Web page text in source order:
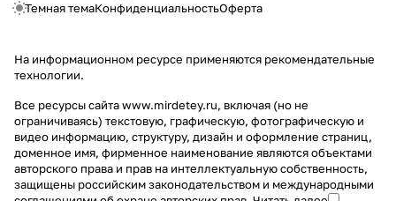
Темная темаКонфиденциальностьОферта
На информационном ресурсе применяются рекомендательные
технологии.
Все ресурсы сайта www.mirdetey.ru, включая (но не
ограничиваясь) текстовую, графическую, фотографическую и
видео информацию, структуру, дизайн и оформление страниц,
доменное имя, фирменное наименование являются объектами
авторского права и прав на интеллектуальную собственность,
защищены российским законодательством и международными